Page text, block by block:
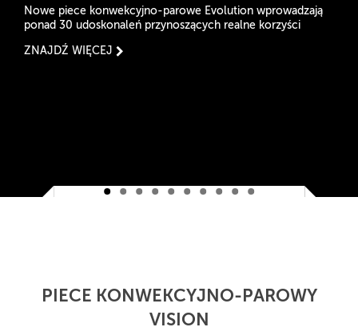
Nowe piece konwekcyjno-parowe Evolution wprowadzają
ponad 30 udoskonaleń przynoszących realne korzyści
ZNAJDŹ WIĘCEJ
PIECE KONWEKCYJNO-PAROWY
VISION